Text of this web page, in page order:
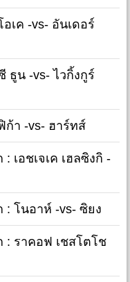
เค -vs- อันเดอร์
ธูน -vs- ไวกิ้งกูร์
ก้า -vs- ฮาร์ทส์
เอชเจเค เฮลซิงกิ -
: โนอาห์ -vs- ซิยง
: ราคอฟ เชสโตโช